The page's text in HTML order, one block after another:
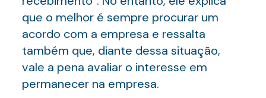
que o melhor é sempre procurar um
acordo com a empresa e ressalta
também que, diante dessa situação,
vale a pena avaliar o interesse em
permanecer na empresa.